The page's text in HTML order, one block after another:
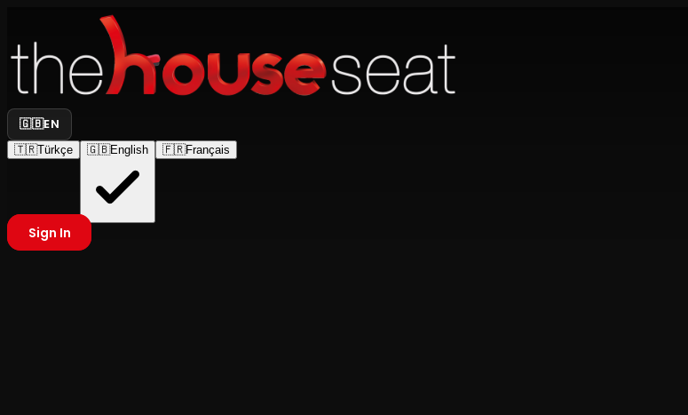
🇬🇧EN
🇹🇷Türkçe 🇬🇧English 🇫🇷Français
Sign In